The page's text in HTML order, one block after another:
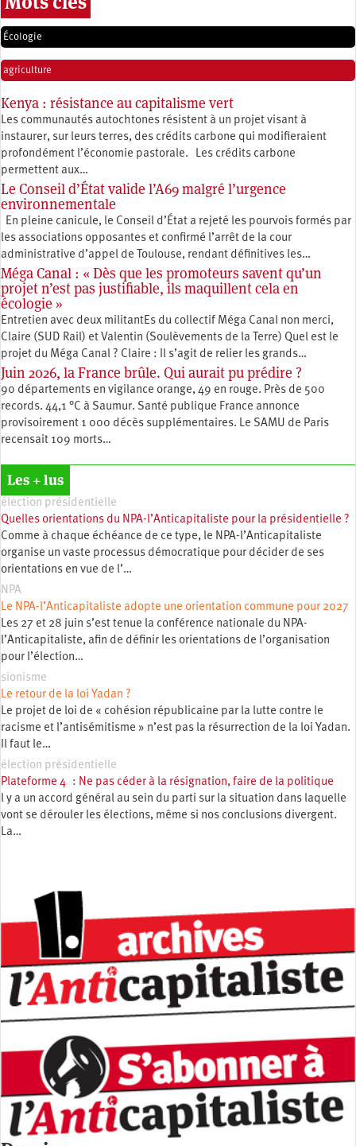
Écologie
agriculture
Kenya : résistance au capitalisme vert
Les communautés autochtones résistent à un projet visant à
instaurer, sur leurs terres, des crédits carbone qui modifieraient
profondément l’économie pastorale. Les crédits carbone
permettent aux…
Le Conseil d’État valide l’A69 malgré l’urgence
environnementale
En pleine canicule, le Conseil d’État a rejeté les pourvois formés par
les associations opposantes et confirmé l’arrêt de la cour
administrative d’appel de Toulouse, rendant définitives les…
Méga Canal : « Dès que les promoteurs savent qu’un
projet n’est pas justifiable, ils maquillent cela en
écologie »
Entretien avec deux militantEs du collectif Méga Canal non merci,
Claire (SUD Rail) et Valentin (Soulèvements de la Terre) Quel est le
projet du Méga Canal ? Claire : Il s’agit de relier les grands…
Juin 2026, la France brûle. Qui aurait pu prédire ?
90 départements en vigilance orange, 49 en rouge. Près de 500
records. 44,1 °C à Saumur. Santé publique France annonce
provisoirement 1 000 décès supplémentaires. Le SAMU de Paris
recensait 109 morts…
Les + lus
élection présidentielle
Quelles orientations du NPA-l’Anticapitaliste pour la présidentielle ?
Comme à chaque échéance de ce type, le NPA-l’Anticapitaliste
organise un vaste processus démocratique pour décider de ses
orientations en vue de l’…
NPA
Le NPA-l’Anticapitaliste adopte une orientation commune pour 2027
Les 27 et 28 juin s’est tenue la conférence nationale du NPA-
l’Anticapitaliste, afin de définir les orientations de l’organisation
pour l’élection…
sionisme
Le retour de la loi Yadan ?
Le projet de loi de « cohésion républicaine par la lutte contre le
racisme et l’antisémitisme » n’est pas la résurrection de la loi Yadan.
Il faut le…
élection présidentielle
Plateforme 4 : Ne pas céder à la résignation, faire de la politique
l y a un accord général au sein du parti sur la situation dans laquelle
vont se dérouler les élections, même si nos conclusions divergent.
La…